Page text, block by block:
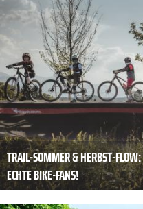
TRAIL-SOMMER & HERBST-
ECHTE BIKE-FANS!